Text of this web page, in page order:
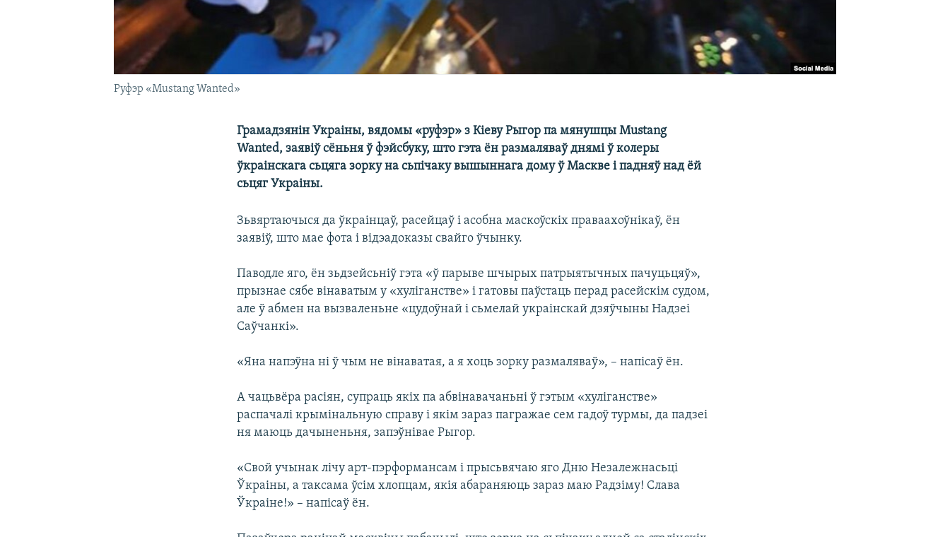
Руфэр «Mustang Wanted»
Грамадзянін Украіны, вядомы «руфэр» з Кіеву Рыгор па мянушцы Mustang
Wanted, заявіў сёньня ў фэйсбуку, што гэта ён размаляваў днямі ў колеры
ўкраінскага сьцяга зорку на сьпічаку вышыннага дому ў Маскве і падняў над ёй
сьцяг Украіны.
Зьвяртаючыся да ўкраінцаў, расейцаў і асобна маскоўскіх праваахоўнікаў, ён
заявіў, што мае фота і відэадоказы свайго ўчынку.
Паводле яго, ён зьдзейсьніў гэта «ў парыве шчырых патрыятычных пачуцьцяў»,
прызнае сябе вінаватым у «хуліганстве» і гатовы паўстаць перад расейскім судом,
але ў абмен на вызваленьне «цудоўнай і сьмелай украінскай дзяўчыны Надзеі
Саўчанкі».
«Яна напэўна ні ў чым не вінаватая, а я хоць зорку размаляваў», – напісаў ён.
А чацьвёра расіян, супраць якіх па абвінавачаньні ў гэтым «хуліганстве»
распачалі крымінальную справу і якім зараз пагражае сем гадоў турмы, да падзеі
ня маюць дачыненьня, запэўнівае Рыгор.
«Свой учынак лічу арт-пэрформансам і прысьвячаю яго Дню Незалежнасьці
Ўкраіны, а таксама ўсім хлопцам, якія абараняюць зараз маю Радзіму! Слава
Ўкраіне!» – напісаў ён.